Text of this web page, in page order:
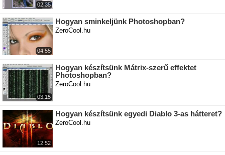
02:35
04:55
Hogyan sminkeljünk Photoshopban?
ZeroCool.hu
03:15
Hogyan készítsünk Mátrix-szerű effektet
Photoshopban?
ZeroCool.hu
12:52
Hogyan készítsünk egyedi Diablo 3-as hátteret?
ZeroCool.hu